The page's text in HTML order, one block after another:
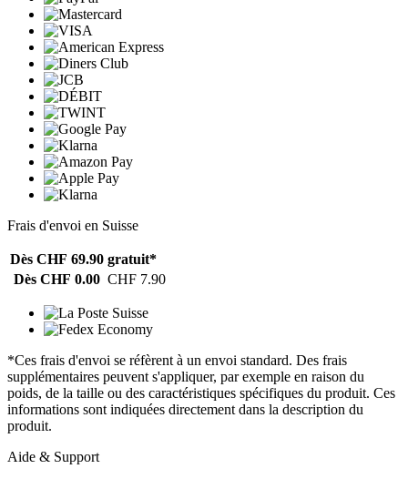
Frais d'envoi en Suisse
Dès CHF 69.90 gratuit*
Dès CHF 0.00 CHF 7.90
*Ces frais d'envoi se réfèrent à un envoi standard. Des frais
supplémentaires peuvent s'appliquer, par exemple en raison du
poids, de la taille ou des caractéristiques spécifiques du produit. Ces
informations sont indiquées directement dans la description du
produit.
Aide & Support